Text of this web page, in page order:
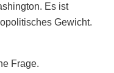
Es ist
Gewicht.
Frage.